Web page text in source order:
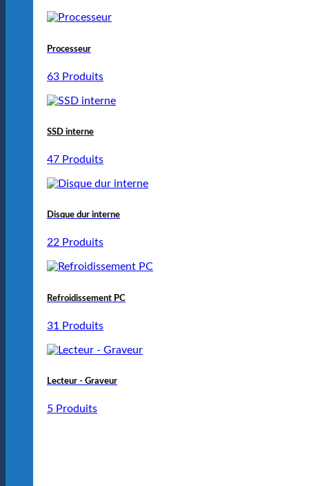
Processeur
63 Produits
SSD interne
47 Produits
Disque dur interne
22 Produits
Refroidissement PC
31 Produits
Lecteur - Graveur
5 Produits